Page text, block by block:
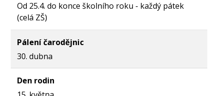
Od 25.4. do konce školního roku - každý pátek
(celá ZŠ)
Pálení čarodějnic
30. dubna
Den rodin